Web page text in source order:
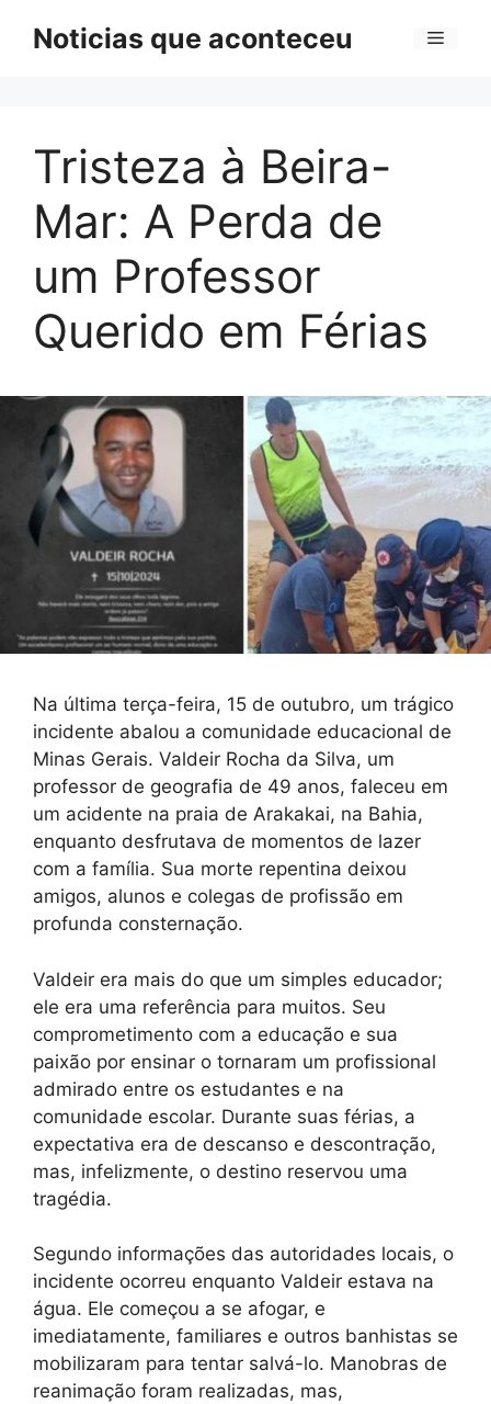
Noticias que aconteceu Menu
Tristeza à Beira-
Mar: A Perda de
um Professor
Querido em Férias
Na última terça-feira, 15 de outubro, um trágico
incidente abalou a comunidade educacional de
Minas Gerais. Valdeir Rocha da Silva, um
professor de geografia de 49 anos, faleceu em
um acidente na praia de Arakakai, na Bahia,
enquanto desfrutava de momentos de lazer
com a família. Sua morte repentina deixou
amigos, alunos e colegas de profissão em
profunda consternação.
Valdeir era mais do que um simples educador;
ele era uma referência para muitos. Seu
comprometimento com a educação e sua
paixão por ensinar o tornaram um profissional
admirado entre os estudantes e na
comunidade escolar. Durante suas férias, a
expectativa era de descanso e descontração,
mas, infelizmente, o destino reservou uma
tragédia.
Segundo informações das autoridades locais, o
incidente ocorreu enquanto Valdeir estava na
água. Ele começou a se afogar, e
imediatamente, familiares e outros banhistas se
mobilizaram para tentar salvá-lo. Manobras de
reanimação foram realizadas, mas,